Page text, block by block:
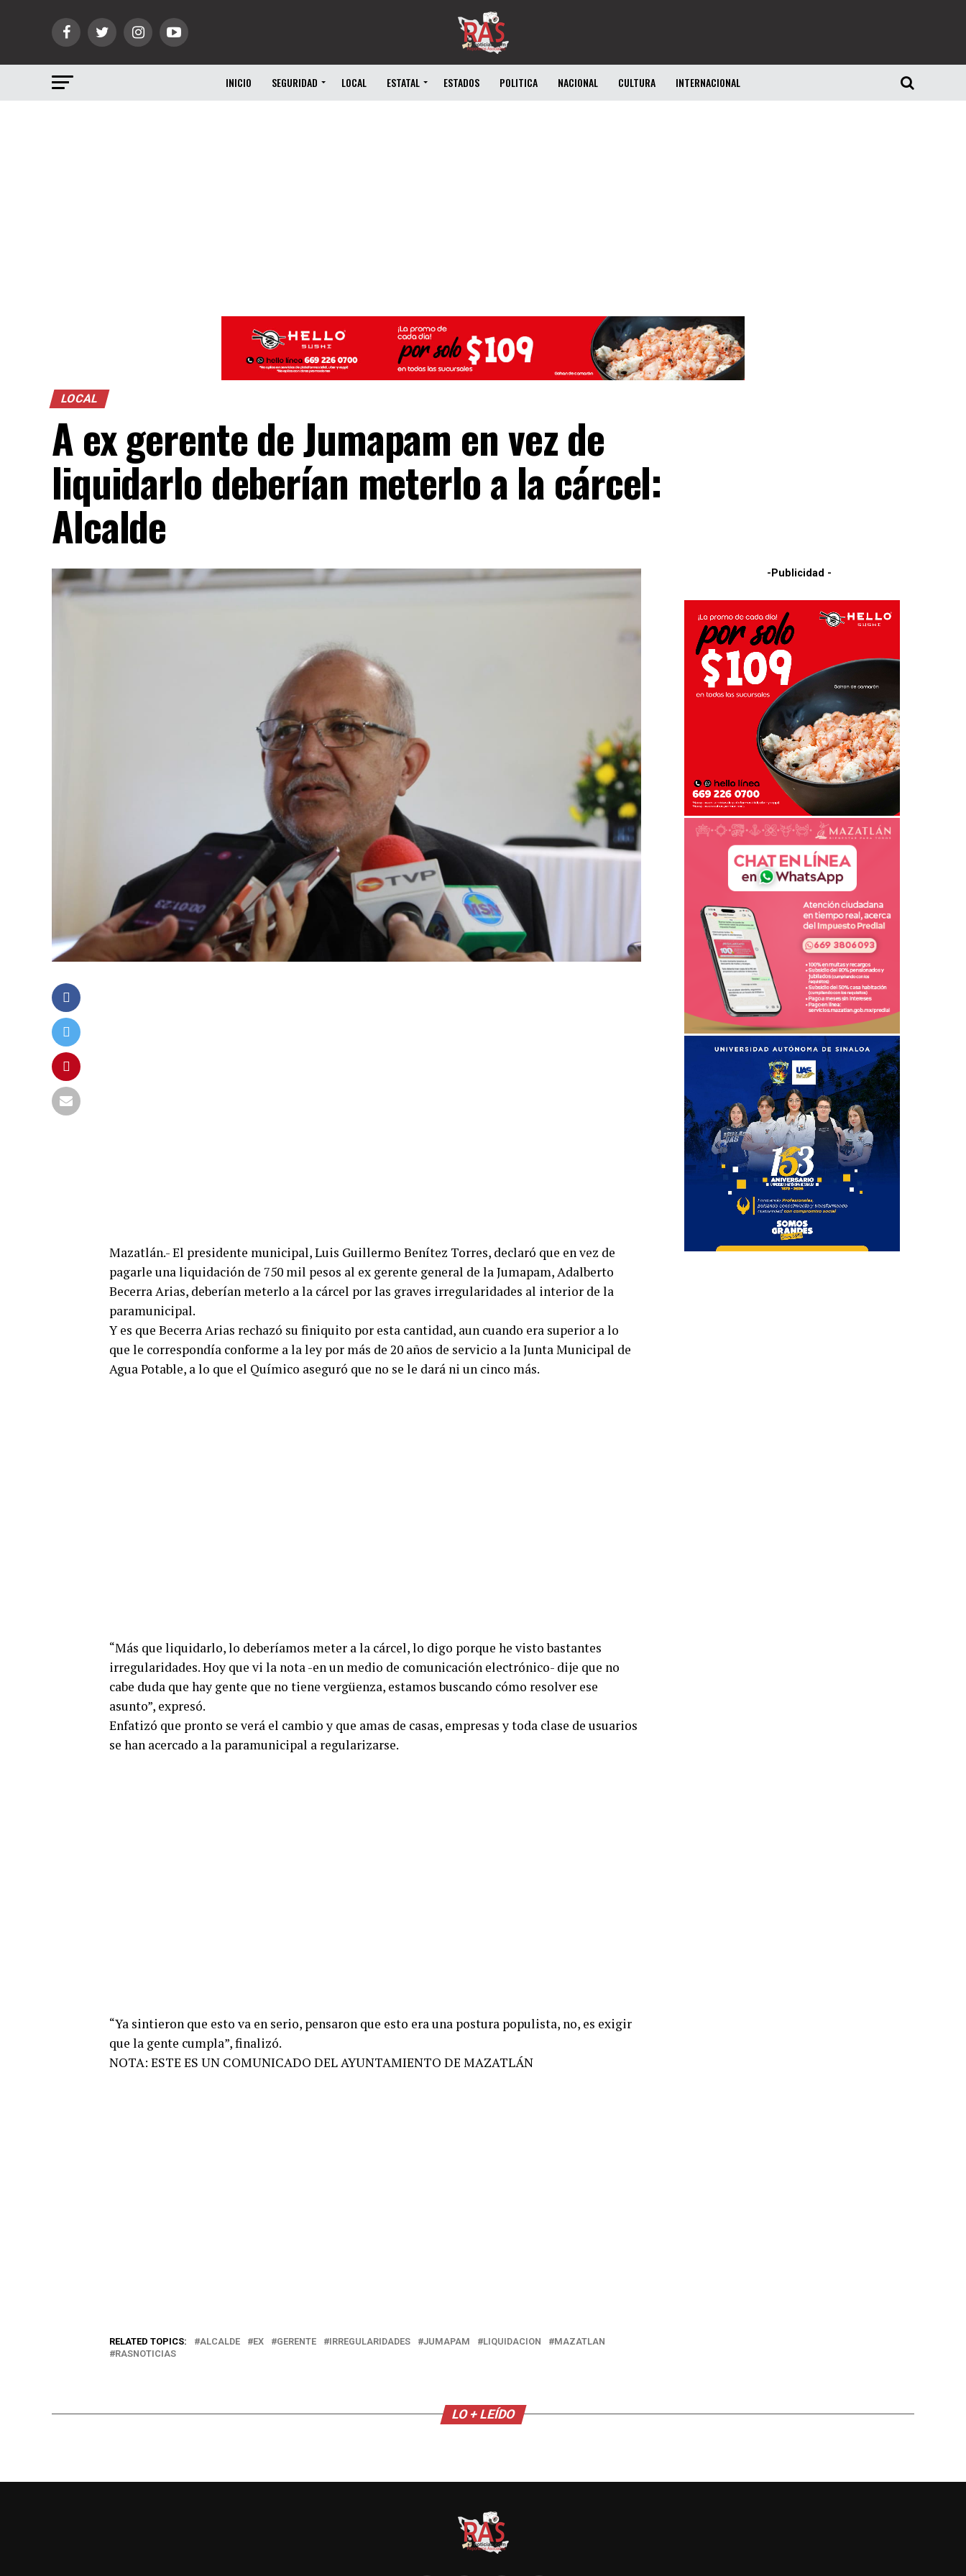
INICIO SEGURIDAD LOCAL ESTATAL ESTADOS POLITICA NACIONAL CULTURA INTERNACIONAL
LOCAL
A ex gerente de Jumapam en vez de
liquidarlo deberían meterlo a la cárcel:
Alcalde
Mazatlán.- El presidente municipal, Luis Guillermo Benítez Torres, declaró que en vez de
pagarle una liquidación de 750 mil pesos al ex gerente general de la Jumapam, Adalberto
Becerra Arias, deberían meterlo a la cárcel por las graves irregularidades al interior de la
paramunicipal.
Y es que Becerra Arias rechazó su finiquito por esta cantidad, aun cuando era superior a lo
que le correspondía conforme a la ley por más de 20 años de servicio a la Junta Municipal de
Agua Potable, a lo que el Químico aseguró que no se le dará ni un cinco más.
“Más que liquidarlo, lo deberíamos meter a la cárcel, lo digo porque he visto bastantes
irregularidades. Hoy que vi la nota -en un medio de comunicación electrónico- dije que no
cabe duda que hay gente que no tiene vergüenza, estamos buscando cómo resolver ese
asunto”, expresó.
Enfatizó que pronto se verá el cambio y que amas de casas, empresas y toda clase de usuarios
se han acercado a la paramunicipal a regularizarse.
“Ya sintieron que esto va en serio, pensaron que esto era una postura populista, no, es exigir
que la gente cumpla”, finalizó.
NOTA: ESTE ES UN COMUNICADO DEL AYUNTAMIENTO DE MAZATLÁN
RELATED TOPICS: ALCALDE EX GERENTE IRREGULARIDADES JUMAPAM LIQUIDACION
MAZATLAN
RASNOTICIAS
-Publicidad -
LO + LEÍDO